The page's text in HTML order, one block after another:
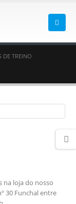
DE TREINO
na loja do nosso
30 Funchal entre